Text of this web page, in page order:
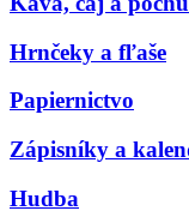
Hrnčeky a fľaše
Papiernictvo
Zápisníky a
Hudba